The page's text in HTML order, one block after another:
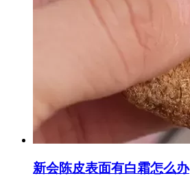
新会陈皮表面有白霜怎么办